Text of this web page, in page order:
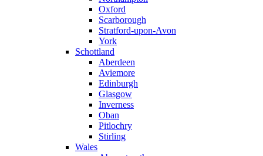
Oxford
Scarborough
Stratford-upon-Avon
York
Schottland
Aberdeen
Aviemore
Edinburgh
Glasgow
Inverness
Oban
Pitlochry
Stirling
Wales